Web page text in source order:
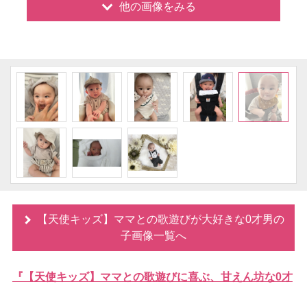
他の画像をみる
【天使キッズ】ママとの歌遊びが大好きな0才男の
子画像一覧へ
『【天使キッズ】ママとの歌遊びに喜ぶ、甘えん坊な0才